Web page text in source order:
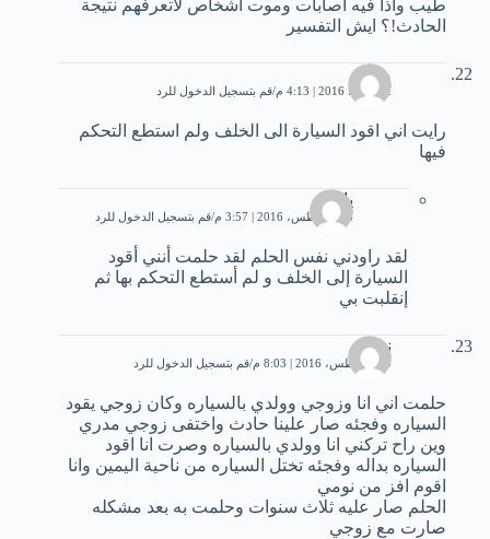
طيب واذا فيه اصابات وموت اشخاص لاتعرفهم نتيجة
الحادث!؟ ايش التفسير
محمد
2 مارس، 2016 | 4:13 م قم بتسجيل الدخول للرد
رايت اني اقود السيارة الى الخلف ولم استطع التحكم
فيها
ياسر
26 أغسطس، 2016 | 3:57 م قم بتسجيل الدخول للرد
لقد راودني نفس الحلم لقد حلمت أنني أقود
السيارة إلى الخلف و لم أستطع التحكم بها ثم
إنقلبت بي
نوره
24 أغسطس، 2016 | 8:03 م قم بتسجيل الدخول للرد
حلمت اني انا وزوجي وولدي بالسياره وكان زوجي يقود
السياره وفجئه صار علينا حادث واختفى زوجي مدري
وين راح تركني انا وولدي بالسياره وصرت انا اقود
السياره بداله وفجئه تختل السياره من ناحية اليمين وانا
اقوم افز من نومي
الحلم صار عليه ثلاث سنوات وحلمت به بعد مشكله
صارت مع زوجي